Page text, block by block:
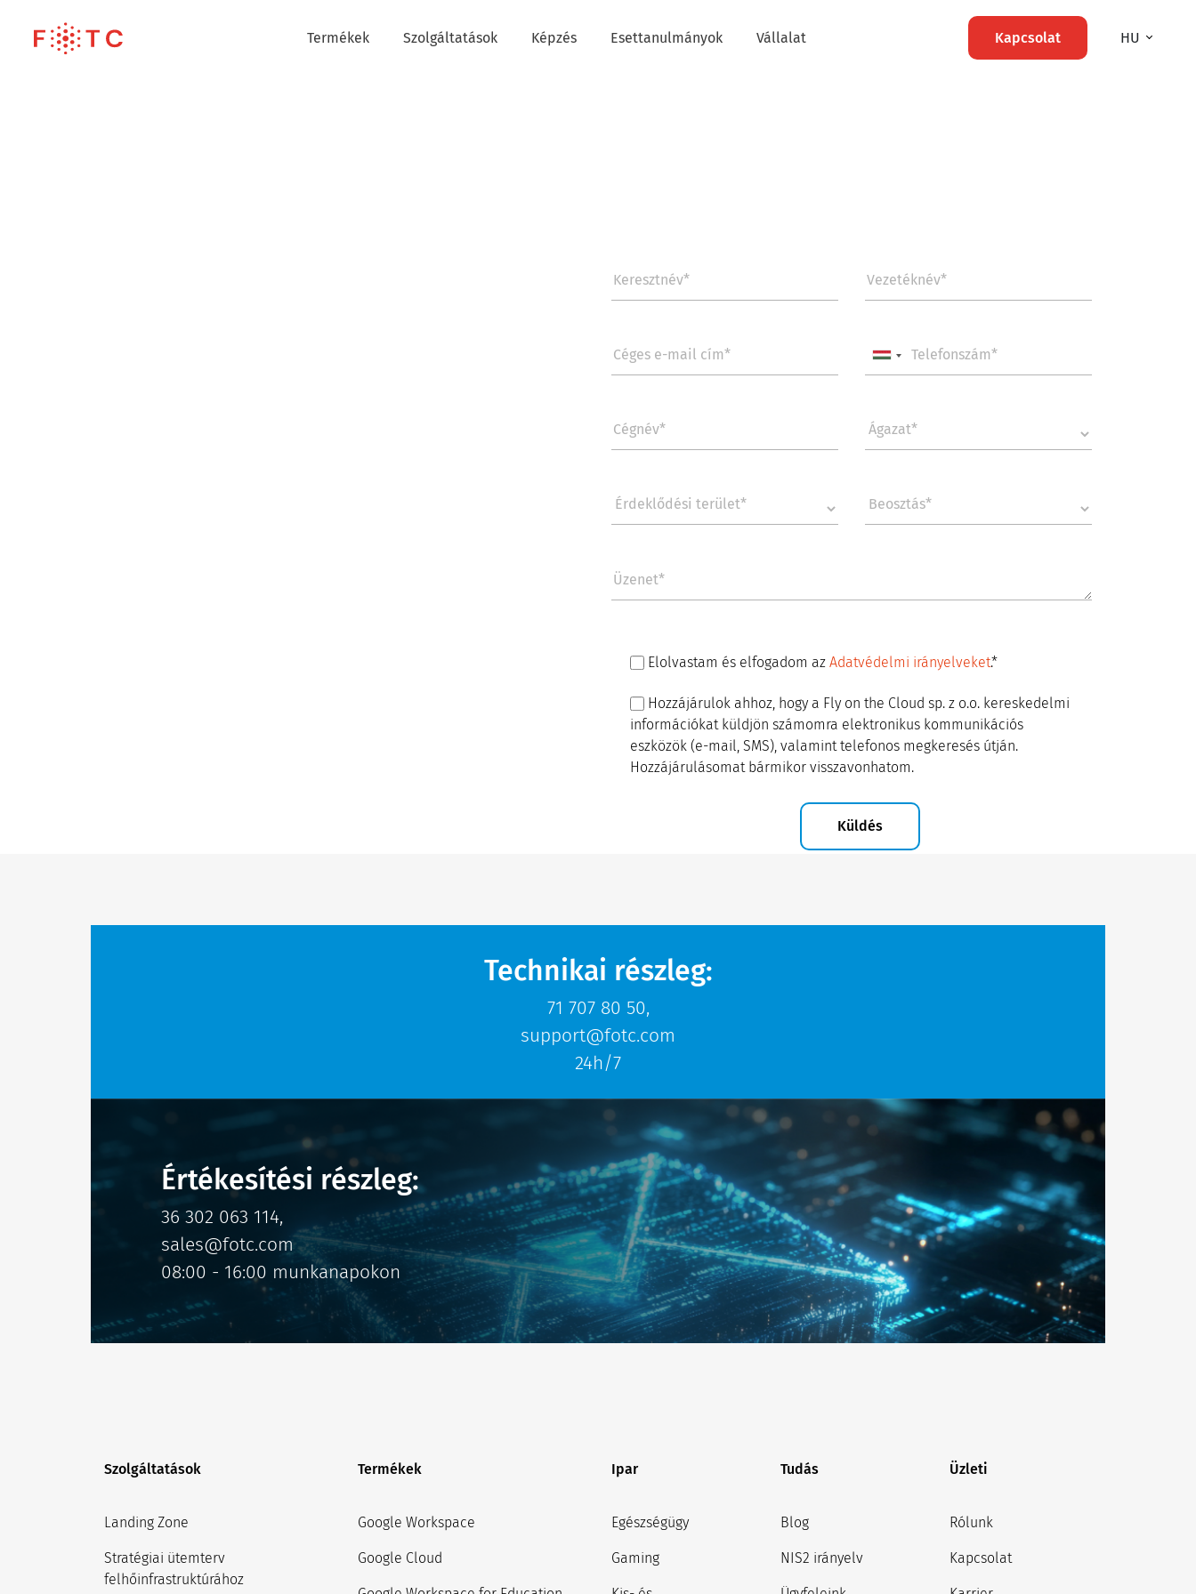
Termékek Szolgáltatások Képzés Esettanulmányok Vállalat Kapcsolat HU
Elolvastam és elfogadom az Adatvédelmi irányelveket.*
Hozzájárulok ahhoz, hogy a Fly on the Cloud sp. z o.o. kereskedelmi
információkat küldjön számomra elektronikus kommunikációs
eszközök (e-mail, SMS), valamint telefonos megkeresés útján.
Hozzájárulásomat bármikor visszavonhatom.
Technikai részleg:
71 707 80 50,
support@fotc.com
24h/7
Értékesítési részleg:
36 302 063 114,
sales@fotc.com
08:00 - 16:00 munkanapokon
Szolgáltatások
Landing Zone
Stratégiai ütemterv
felhőinfrastruktúrához
Termékek
Google Workspace
Google Cloud
Ipar
Egészségügy
Gaming
Tudás
Blog
NIS2 irányelv
Üzleti
Rólunk
Kapcsolat